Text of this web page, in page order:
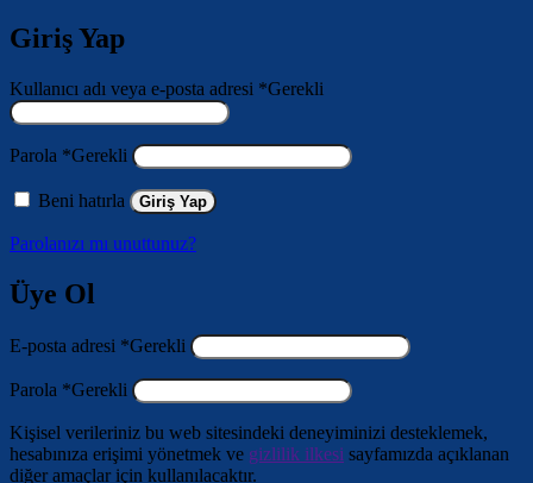
Giriş Yap
Kullanıcı adı veya e-posta adresi *Gerekli
Parola *Gerekli
Beni hatırla Giriş Yap
Parolanızı mı unuttunuz?
Üye Ol
E-posta adresi *Gerekli
Parola *Gerekli
Kişisel verileriniz bu web sitesindeki deneyiminizi desteklemek,
hesabınıza erişimi yönetmek ve gizlilik ilkesi sayfamızda açıklanan
diğer amaçlar için kullanılacaktır.